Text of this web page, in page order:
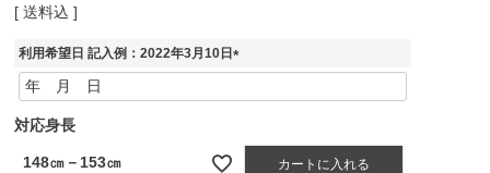
送料込
利用希望日 記入例：2022年3月10日
(
必
対応身長
148㎝－153㎝ カートに入れる